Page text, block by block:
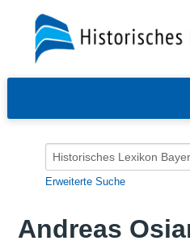
Erweiterte Suche
Andreas